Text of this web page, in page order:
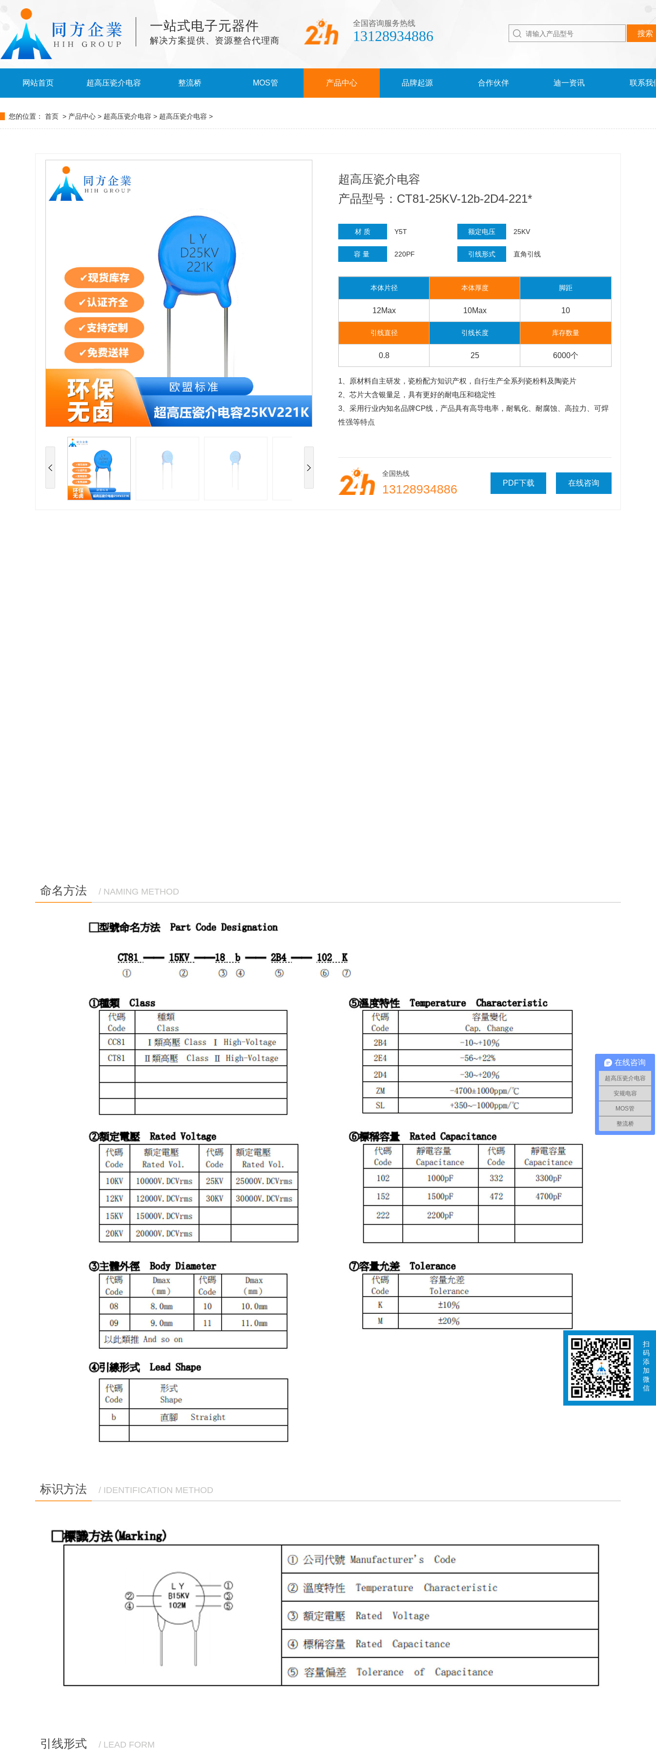
一站式电子元器件
解决方案提供、资源整合代理商
全国咨询服务热线
13128934886
网站首页 超高压瓷介电容 整流桥 MOS管 产品中心 品牌起源 合作伙伴 迪一资讯 联系我
您的位置： 首页 > 产品中心 > 超高压瓷介电容 > 超高压瓷介电容 >
超高压瓷介电容
产品型号：CT81-25KV-12b-2D4-221*
材 质 Y5T 额定电压 25KV
容 量 220PF 引线形式 直角引线
本体片径 本体厚度 脚距
12Max 10Max 10
引线直径 引线长度 库存数量
0.8 25 6000个
1、原材料自主研发，瓷粉配方知识产权，自行生产全系列瓷粉料及陶瓷片
2、芯片大含银量足，具有更好的耐电压和稳定性
3、采用行业内知名品牌CP线，产品具有高导电率，耐氧化、耐腐蚀、高拉力、可焊
性强等特点
在线咨询
PDF下载
全国热线
13128934886
命名方法 / NAMING METHOD
标识方法 / IDENTIFICATION METHOD
引线形式 / LEAD FORM
扫
码
添
加
微
信
在线咨询
超高压瓷介电容
安规电容
MOS管
整流桥